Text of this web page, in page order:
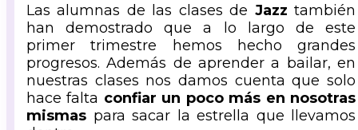
Las alumnas de las clases de Jazz también
han demostrado que a lo largo de este
primer trimestre hemos hecho grandes
progresos. Además de aprender a bailar, en
nuestras clases nos damos cuenta que solo
hace falta confiar un poco más en nosotras
mismas para sacar la estrella que llevamos